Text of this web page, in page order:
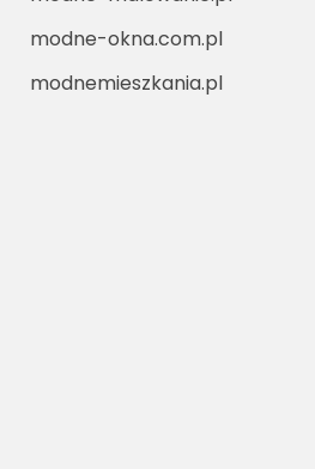
modne-okna.com.pl
modnemieszkania.pl